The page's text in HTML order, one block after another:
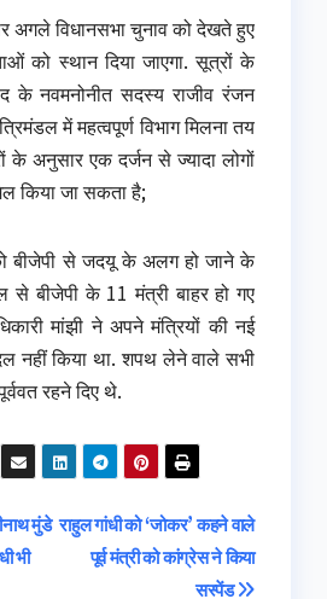
अगले विधानसभा चुनाव को देखते हुए
को स्थान दिया जाएगा. सूत्रों के
के नवमनोनीत सदस्य राजीव रंजन
में महत्वपूर्ण विभाग मिलना तय
के अनुसार एक दर्जन से ज्यादा लोगों
किया जा सकता है;
बीजेपी से जदयू के अलग हो जाने के
से बीजेपी के 11 मंत्री बाहर हो गए
मांझी ने अपने मंत्रियों की नई
नहीं किया था. शपथ लेने वाले सभी
रहने दिए थे.
राहुल गांधी को ‘जोकर’ कहने वाले
पूर्व मंत्री को कांग्रेस ने किया
सस्पेंड
मुंडे
भी